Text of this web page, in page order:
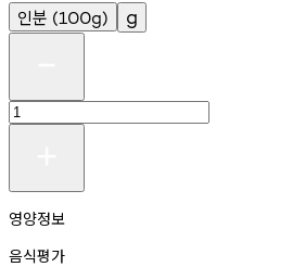
인분 (100g) g
영양정보
음식평가